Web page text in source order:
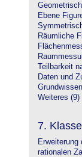
Ebene
Räumliche
Teilbarkeit
Daten und
Weiteres (9)
7. Klasse
Erweiterung
rationalen